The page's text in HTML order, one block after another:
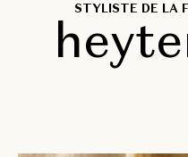
STYLISTE DE LA